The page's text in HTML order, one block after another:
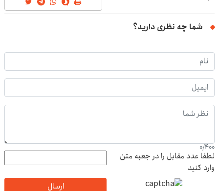
شما چه نظری دارید؟
0/400
لطفا عدد مقابل را در جعبه متن
وارد کنید
ارسال